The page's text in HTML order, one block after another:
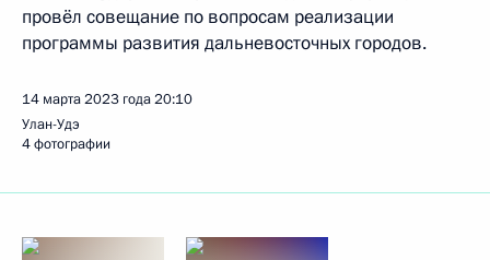
провёл совещание по вопросам реализации
программы развития дальневосточных городов.
14 марта 2023 года20:10
Улан-Удэ
4 фотографии